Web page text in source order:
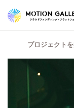
プロジェクト